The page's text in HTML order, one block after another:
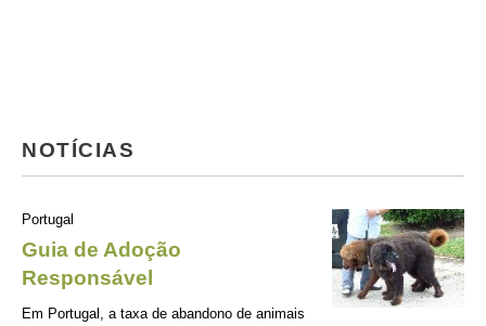
NOTÍCIAS
Portugal
Guia de Adoção
Responsável
Em Portugal, a taxa de abandono de animais